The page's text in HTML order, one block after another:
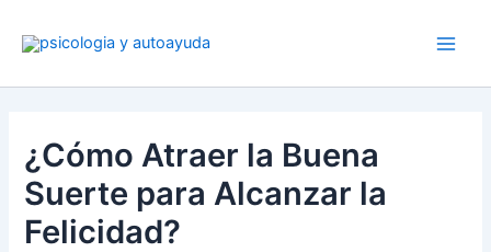
¿Cómo Atraer la Buena
Suerte para Alcanzar la
Felicidad?